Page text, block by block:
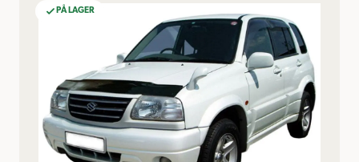
PÅ LAGER